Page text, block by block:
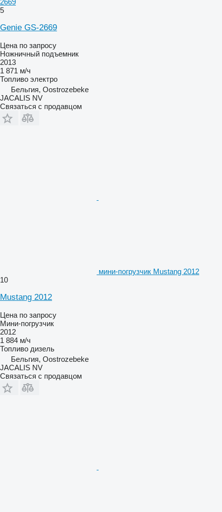
2669
5
Genie GS-2669
Цена по запросу
Ножничный подъемник
2013
1 871 м/ч
Топливо электро
Бельгия, Oostrozebeke
JACALIS NV
Связаться с продавцом
мини-погрузчик Mustang 2012
10
Mustang 2012
Цена по запросу
Мини-погрузчик
2012
1 884 м/ч
Топливо дизель
Бельгия, Oostrozebeke
JACALIS NV
Связаться с продавцом